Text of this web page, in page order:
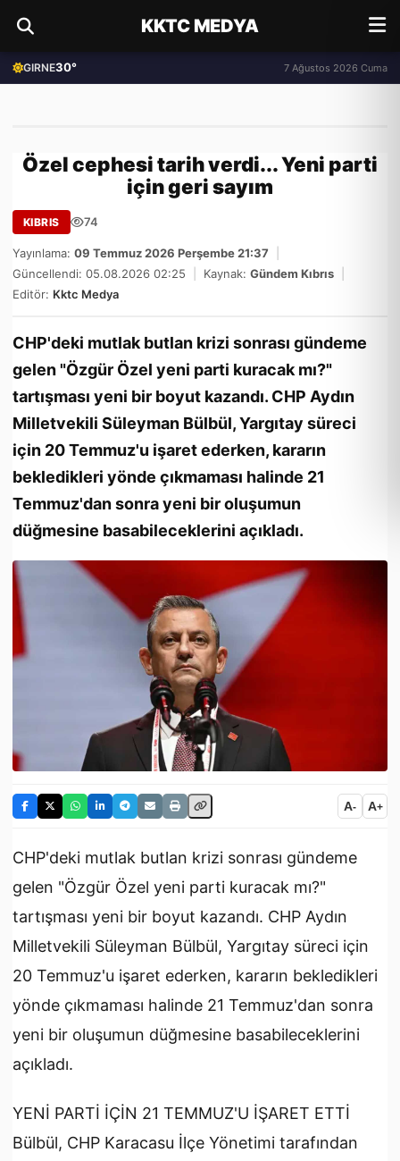
KKTC MEDYA
GIRNE30° 7 Ağustos 2026 Cuma
Özel cephesi tarih verdi... Yeni parti
için geri sayım
KIBRIS 74
Yayınlama: 09 Temmuz 2026 Perşembe 21:37
Güncellendi: 05.08.2026 02:25
Kaynak: Gündem Kıbrıs
Editör: Kktc Medya
CHP'deki mutlak butlan krizi sonrası gündeme
gelen "Özgür Özel yeni parti kuracak mı?"
tartışması yeni bir boyut kazandı. CHP Aydın
Milletvekili Süleyman Bülbül, Yargıtay süreci
için 20 Temmuz'u işaret ederken, kararın
bekledikleri yönde çıkmaması halinde 21
Temmuz'dan sonra yeni bir oluşumun
düğmesine basabileceklerini açıkladı.
A- A+
CHP'deki mutlak butlan krizi sonrası gündeme
gelen "Özgür Özel yeni parti kuracak mı?"
tartışması yeni bir boyut kazandı. CHP Aydın
Milletvekili Süleyman Bülbül, Yargıtay süreci için
20 Temmuz'u işaret ederken, kararın bekledikleri
yönde çıkmaması halinde 21 Temmuz'dan sonra
yeni bir oluşumun düğmesine basabileceklerini
açıkladı.
YENİ PARTİ İÇİN 21 TEMMUZ'U İŞARET ETTİ
Bülbül, CHP Karacasu İlçe Yönetimi tarafından